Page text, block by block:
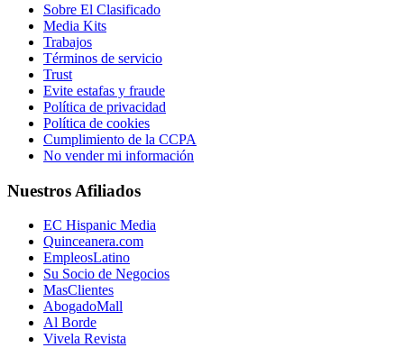
Sobre El Clasificado
Media Kits
Trabajos
Términos de servicio
Trust
Evite estafas y fraude
Política de privacidad
Política de cookies
Cumplimiento de la CCPA
No vender mi información
Nuestros Afiliados
EC Hispanic Media
Quinceanera.com
EmpleosLatino
Su Socio de Negocios
MasClientes
AbogadoMall
Al Borde
Vivela Revista